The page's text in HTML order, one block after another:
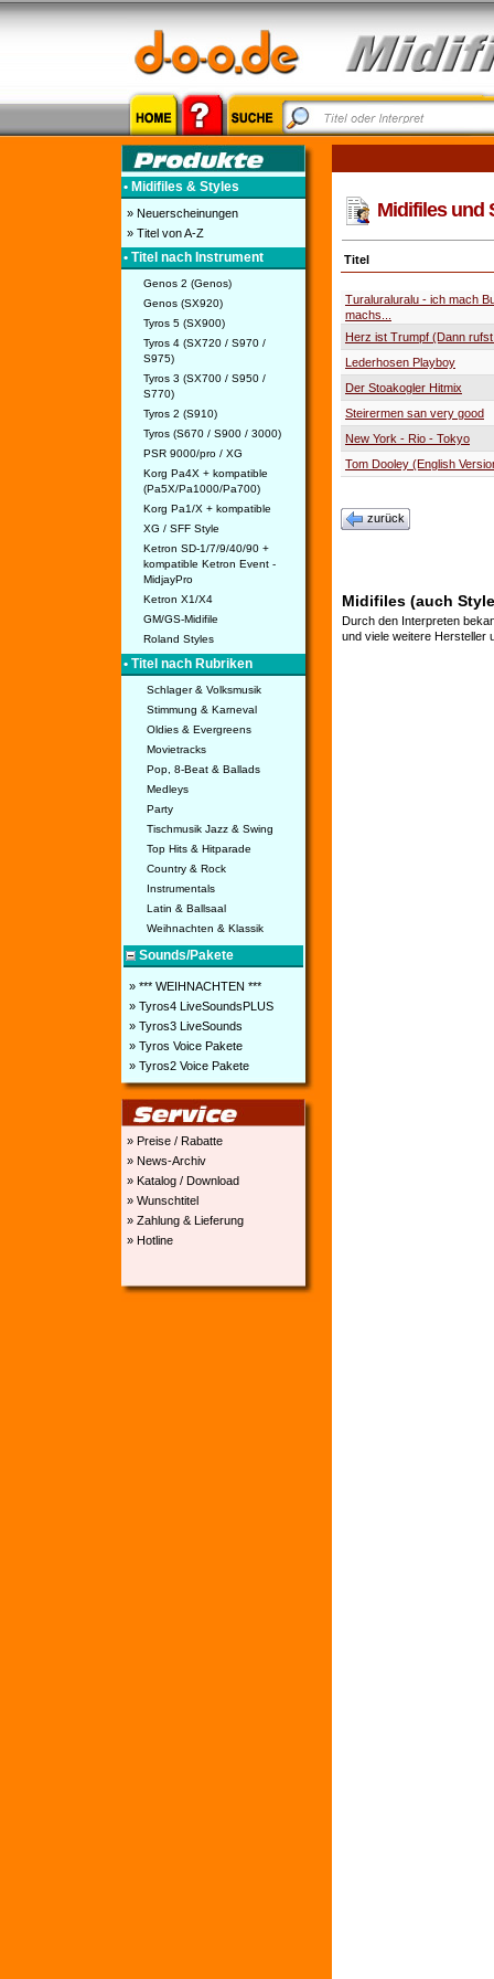
• Midifiles & Styles
» Neuerscheinungen
» Titel von A-Z
• Titel nach Instrument
Genos 2 (Genos)
Genos (SX920)
Tyros 5 (SX900)
Tyros 4 (SX720 / S970 /
S975)
Tyros 3 (SX700 / S950 /
S770)
Tyros 2 (S910)
Tyros (S670 / S900 / 3000)
PSR 9000/pro / XG
Korg Pa4X + kompatible
(Pa5X/Pa1000/Pa700)
Korg Pa1/X + kompatible
XG / SFF Style
Ketron SD-1/7/9/40/90 +
kompatible Ketron Event -
MidjayPro
Ketron X1/X4
GM/GS-Midifile
Roland Styles
• Titel nach Rubriken
Schlager & Volksmusik
Stimmung & Karneval
Oldies & Evergreens
Movietracks
Pop, 8-Beat & Ballads
Medleys
Party
Tischmusik Jazz & Swing
Top Hits & Hitparade
Country & Rock
Instrumentals
Latin & Ballsaal
Weihnachten & Klassik
Sounds/Pakete
» *** WEIHNACHTEN ***
» Tyros4 LiveSoundsPLUS
» Tyros3 LiveSounds
» Tyros Voice Pakete
» Tyros2 Voice Pakete
» Preise / Rabatte
» News-Archiv
» Katalog / Download
» Wunschtitel
» Zahlung & Lieferung
» Hotline
Midifiles und
Titel
Turaluraluralu - ich mach
machs...
Herz ist Trumpf (Dann
Lederhosen Playboy
Der Stoakogler Hitmix
Steirermen san very good
New York - Rio - Tokyo
Tom Dooley (English
zurück
Midifiles (auch
Durch den Interpreten
und viele weitere Hersteller